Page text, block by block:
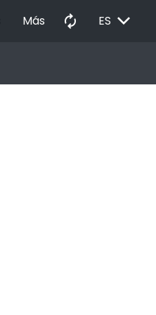
Más autorenew ES EXPAND_MORE